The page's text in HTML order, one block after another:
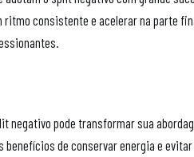
ritmo consistente e acelerar na parte
negativo pode transformar sua
benefícios de conservar energia e